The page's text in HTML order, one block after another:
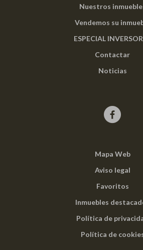
Nuestros
Vendemos su
ESPECIAL
Contactar
Noticias
Mapa Web
Aviso legal
Favoritos
Inmuebles
Política de
Política de